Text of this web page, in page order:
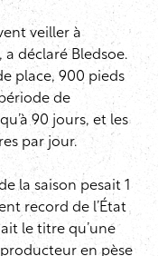
veiller à
déclaré Bledsoe.
place, 900 pieds
de
90 jours, et les
par jour.
la saison pesait 1
record de l’État
le titre qu’une
en pèse